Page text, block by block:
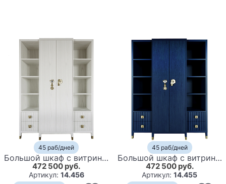
45 раб/дней
Большой шкаф с витриной Elsa Dreams White
472 500 руб.
Артикул: 14.456
45 раб/дней
Большой шкаф с витриной Elsa Dreams Blue
472 500 руб.
Артикул:14.455